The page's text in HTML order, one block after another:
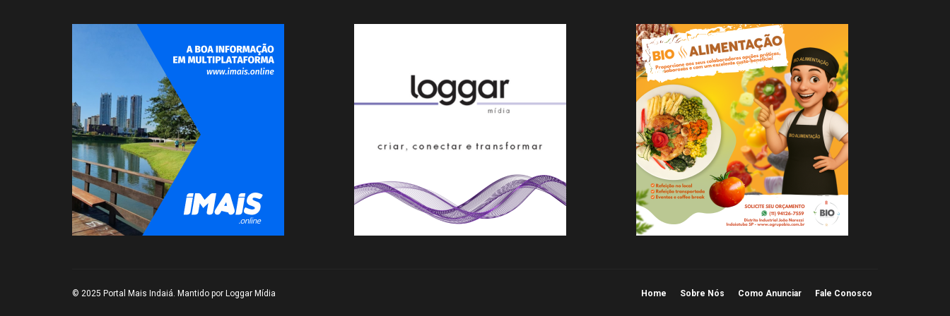
Home Sobre Nós Como Anunciar Fale Conosco
© 2025 Portal Mais Indaiá. Mantido por Loggar Mídia